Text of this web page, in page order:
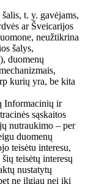
t. y. gavėjams,
ar Šveicarijos
neužtikrina
šalys,
duomenų
kurių yra, be kita
Informacinių ir
sąskaitos
nutraukimo – per
duomenų
teisėtu interesu,
teisėtų interesų
nustatytų
ne ilgiau nei iki